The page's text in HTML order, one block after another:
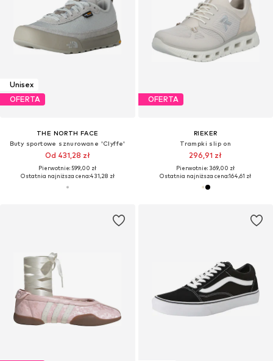
Unisex
OFERTA
THE NORTH FACE
Buty sportowe sznurowane 'Clyffe'
Od 431,28 zł
Pierwotnie: 599,00 zł
Ostatnia najniższa cena:431,28 zł
OFERTA
RIEKER
Trampki slip on
296,91 zł
Pierwotnie: 369,00 zł
Ostatnia najniższa cena:164,61 zł